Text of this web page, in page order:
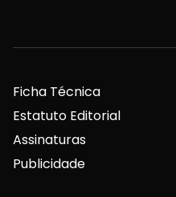
Ficha Técnica
Estatuto Editorial
Assinaturas
Publicidade